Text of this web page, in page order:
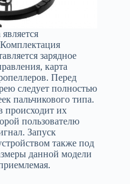
зарядное
карта
Перед
следует полностью
пальчикового типа.
происходит их
пользователю
Запуск
также под
данной модели